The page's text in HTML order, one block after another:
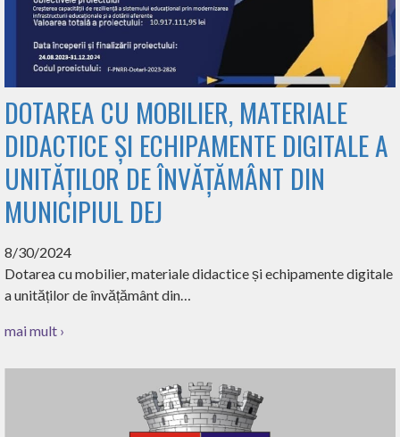
DOTAREA CU MOBILIER, MATERIALE
DIDACTICE ȘI ECHIPAMENTE DIGITALE A
UNITĂȚILOR DE ÎNVĂȚĂMÂNT DIN
MUNICIPIUL DEJ
8/30/2024
Dotarea cu mobilier, materiale didactice și echipamente digitale
a unităților de învățământ din…
mai mult ›